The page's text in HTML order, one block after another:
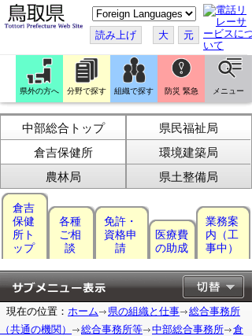
こ
の
ペ
ー
ジ
翻
訳
す
る
読み上げ 大 元
県外の方へ 分野で探す 組織で探す 防災 緊急 メニュー
中部総合トップ
県民福祉局
倉吉保健所
環境建築局
農林局
県土整備局
倉吉
保健
所ト
ップ
各種
ご相
談
免許・
資格申
請
医療費
の助成
業務案
内（工
事中）
現在の位置： ホーム 県の組織と仕事
総合事務所
（共通の機関）
総合事務所等 中部総合事務所
倉